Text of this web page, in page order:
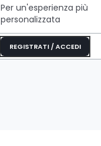
Per un'esperienza più
personalizzata
REGISTRATI / ACCEDI